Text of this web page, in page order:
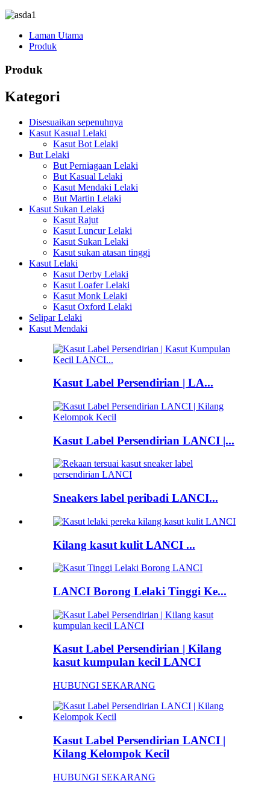
Laman Utama
Produk
Produk
Kategori
Disesuaikan sepenuhnya
Kasut Kasual Lelaki
Kasut Bot Lelaki
But Lelaki
But Perniagaan Lelaki
But Kasual Lelaki
Kasut Mendaki Lelaki
But Martin Lelaki
Kasut Sukan Lelaki
Kasut Rajut
Kasut Luncur Lelaki
Kasut Sukan Lelaki
Kasut sukan atasan tinggi
Kasut Lelaki
Kasut Derby Lelaki
Kasut Loafer Lelaki
Kasut Monk Lelaki
Kasut Oxford Lelaki
Selipar Lelaki
Kasut Mendaki
Kasut Label Persendirian | LA...
Kasut Label Persendirian LANCI |...
Sneakers label peribadi LANCI...
Kilang kasut kulit LANCI ...
LANCI Borong Lelaki Tinggi Ke...
Kasut Label Persendirian | Kilang
kasut kumpulan kecil LANCI
HUBUNGI SEKARANG
Kasut Label Persendirian LANCI |
Kilang Kelompok Kecil
HUBUNGI SEKARANG